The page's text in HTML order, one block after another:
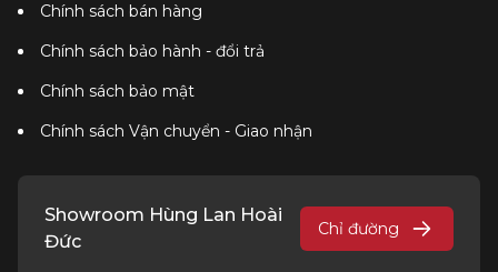
Chính sách bán hàng
Chính sách bảo hành - đổi trả
Chính sách bảo mật
Chính sách Vận chuyển - Giao nhận
Showroom Hùng Lan Hoài
Đức
Chỉ đường